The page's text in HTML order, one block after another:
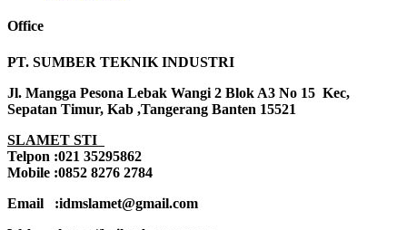
Office
PT. SUMBER TEKNIK INDUSTRI
Jl. Mangga Pesona Lebak Wangi 2 Blok A3 No 15 Kec,
Sepatan Timur, Kab ,Tangerang Banten 15521
SLAMET STI
Telpon :021 35295862
Mobile :0852 8276 2784
Email :idmslamet@gmail.com